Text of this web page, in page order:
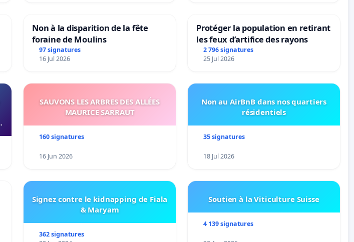
Non à la disparition de la fête
foraine de Moulins
97 signatures
16 Jul 2026
Protéger la population en retirant
les feux d’artifice des rayons
2 796 signatures
25 Jul 2026
SAUVONS LES ARBRES DES ALLÉES
MAURICE SARRAUT
160 signatures
16 Jun 2026
Non au AirBnB dans nos quartiers
résidentiels
35 signatures
18 Jul 2026
Signez contre le kidnapping de Fiala
& Maryam
362 signatures
Soutien à la Viticulture Suisse
4 139 signatures